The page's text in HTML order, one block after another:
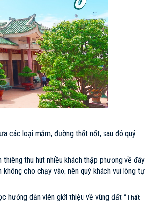
các loại mắm, đường thốt nốt, sau đó quý
thu hút nhiều khách thập phương về đây
cho chạy vào, nên quý khách vui lòng tự
hướng dẫn viên giới thiệu về vùng đất “Thất